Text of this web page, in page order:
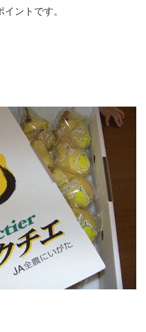
イントです。